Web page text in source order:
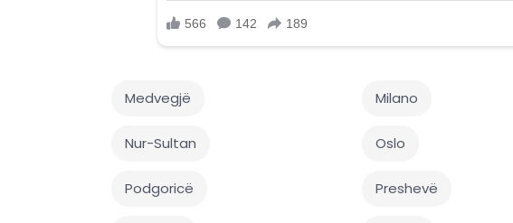
Medvegjë Milano
Nur-Sultan Oslo
Podgoricë Preshevë